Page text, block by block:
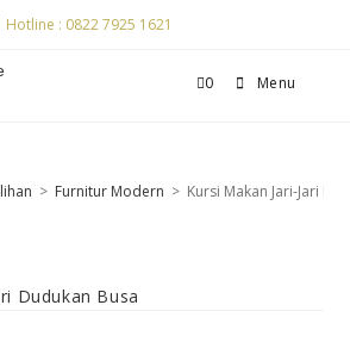
Hotline : 0822 7925 1621
0 Menu
> Furnitur Modern > Kursi Makan Jari-Jari
Dudukan Busa